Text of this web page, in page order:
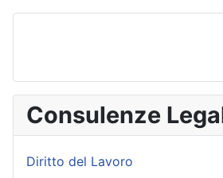
Consulenze
Diritto del Lavoro